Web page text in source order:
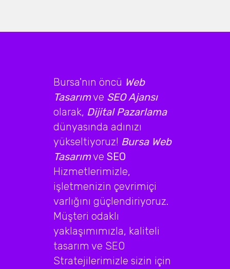
Bursa'nın öncü Web
Tasarımve SEO Ajansı
olarak, Dijital Pazarlama
dünyasında adınızı
yükseltiyoruz! Bursa Web
Tasarımve SEO
Hizmetlerimizle,
işletmenizin çevrimiçi
varlığını güçlendiriyoruz.
Müşteri odaklı
yaklaşımımızla, kaliteli
tasarım ve SEO
Stratejilerimizle sizin için